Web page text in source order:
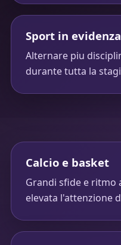
Sport in evidenza
Alternare piu
durante tutta la
Calcio e basket
Grandi sfide e ritmo
elevata l'attenzione